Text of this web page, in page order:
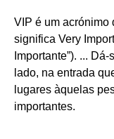
VIP é um acrónimo
significa Very
Importante”). ...
lado, na entrada
lugares àquelas
importantes.